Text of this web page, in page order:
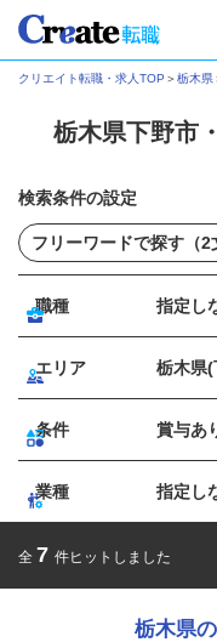
クリエイト転職・求人TOP ＞栃木県
栃木県下野市
検索条件の設定
職種 指定し
エリア 栃木県(
条件 賞与あ
業種 指定し
全 7 件ヒットしました
栃木県